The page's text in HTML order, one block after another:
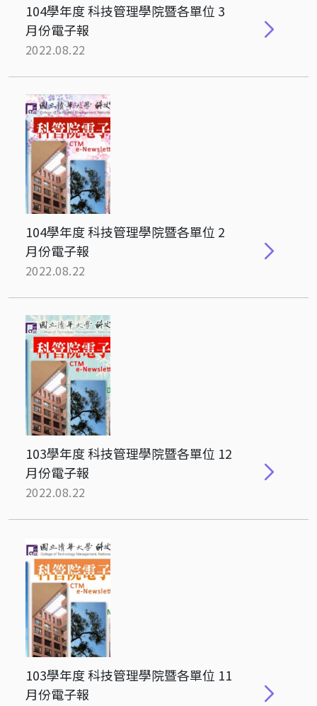
104學年度 科技管理學院暨各單位 3
月份電子報
2022.08.22
104學年度 科技管理學院暨各單位 2
月份電子報
2022.08.22
103學年度 科技管理學院暨各單位 12
月份電子報
2022.08.22
103學年度 科技管理學院暨各單位 11
月份電子報